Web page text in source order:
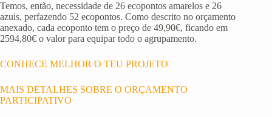
Temos, então, necessidade de 26 ecopontos amarelos e 26
azuis, perfazendo 52 ecopontos. Como descrito no orçamento
anexado, cada ecoponto tem o preço de 49,90€, ficando em
2594,80€ o valor para equipar todo o agrupamento.
CONHECE MELHOR O TEU PROJETO
MAIS DETALHES SOBRE O ORÇAMENTO
PARTICIPATIVO